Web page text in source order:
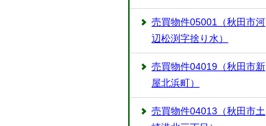
売買物件05001（秋田市河
辺松渕字捨り水）
売買物件04019（秋田市新
屋北浜町）
売買物件04013（秋田市土